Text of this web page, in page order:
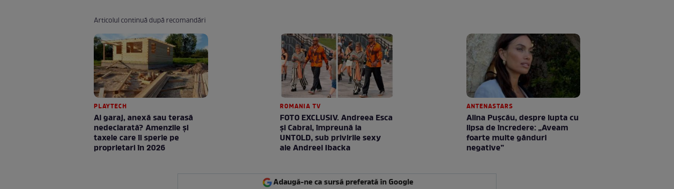
Articolul continuă după recomandări
PLAYTECH
Ai garaj, anexă sau terasă
nedeclarată? Amenzile și
taxele care îi sperie pe
proprietari în 2026
ROMANIA TV
FOTO EXCLUSIV. Andreea Esca
şi Cabral, împreună la
UNTOLD, sub privirile sexy
ale Andreei Ibacka
ANTENASTARS
Alina Pușcău, despre lupta cu
lipsa de încredere: „Aveam
foarte multe gânduri
negative”
Adaugă-ne ca sursă preferată în Google